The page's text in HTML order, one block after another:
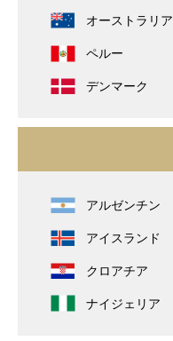
オーストラリア
ペルー
デンマーク
アルゼンチン
アイスランド
クロアチア
ナイジェリア